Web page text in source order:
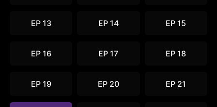
EP 13 EP 14 EP 15
EP 16 EP 17 EP 18
EP 19 EP 20 EP 21